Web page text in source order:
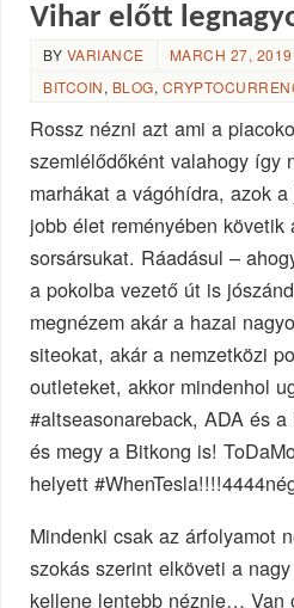
Vihar előtt
BY VARIANCE
MARCH 27,
BITCOIN, BLOG,
Rossz nézni azt ami a
szemlélődőként valahogy így
marhákat a vágóhídra, azok
jobb élet reményében
sorsársukat. Ráadásul –
a pokolba vezető út is
megnézem akár a hazai
siteokat, akár a nemzetközi
outleteket, akkor mindenhol
#altseasonareback, ADA és
és megy a Bitkong is!
helyett
Mindenki csak az
szokás szerint elköveti a
kellene lentebb néznie… Van